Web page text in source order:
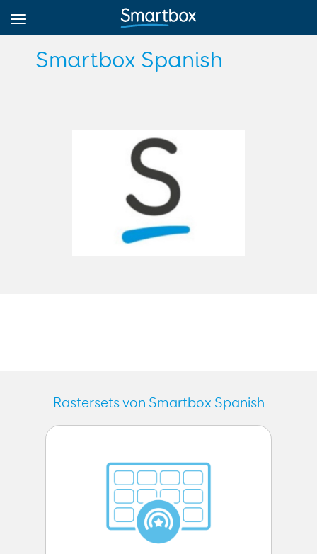
Anmeldung
Registrieren
Deutsch
Smartbox Spanish
Rastersets von Smartbox Spanish